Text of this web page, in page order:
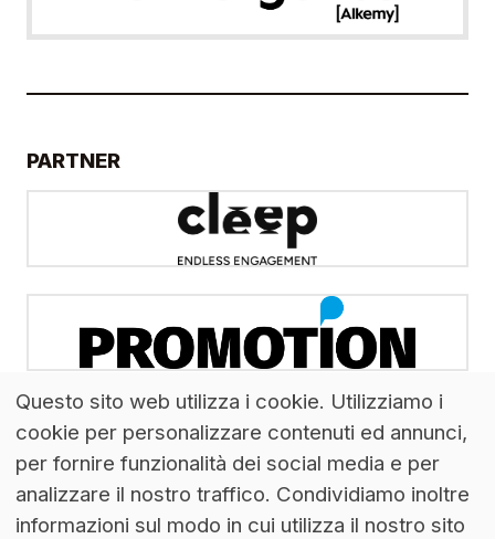
PARTNER
Questo sito web utilizza i cookie. Utilizziamo i
cookie per personalizzare contenuti ed annunci,
per fornire funzionalità dei social media e per
analizzare il nostro traffico. Condividiamo inoltre
informazioni sul modo in cui utilizza il nostro sito